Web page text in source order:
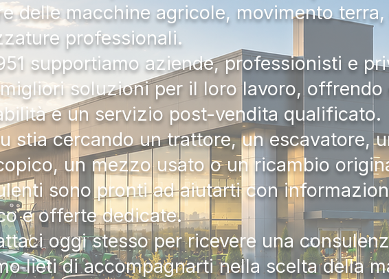
delle macchine agricole, movimento
professionali.
supportiamo aziende, professionisti e
soluzioni per il loro lavoro, offrendo
e un servizio post-vendita qualificato.
stia cercando un trattore, un escavatore,
un mezzo usato o un ricambio
sono pronti ad aiutarti con
e offerte dedicate.
oggi stesso per ricevere una
lieti di accompagnarti nella scelta della